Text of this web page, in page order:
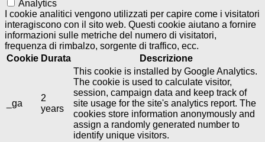
Analytics
I cookie analitici vengono utilizzati per capire come i visitatori
interagiscono con il sito web. Questi cookie aiutano a fornire
informazioni sulle metriche del numero di visitatori,
frequenza di rimbalzo, sorgente di traffico, ecc.
Cookie Durata Descrizione
_ga
2
years
This cookie is installed by Google Analytics.
The cookie is used to calculate visitor,
session, campaign data and keep track of
site usage for the site's analytics report. The
cookies store information anonymously and
assign a randomly generated number to
identify unique visitors.